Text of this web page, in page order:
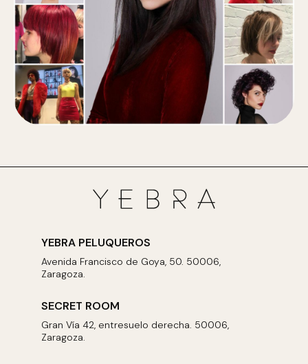
YEBRA PELUQUEROS
Avenida Francisco de Goya, 50. 50006,
Zaragoza.
SECRET ROOM
Gran Vía 42, entresuelo derecha. 50006,
Zaragoza.